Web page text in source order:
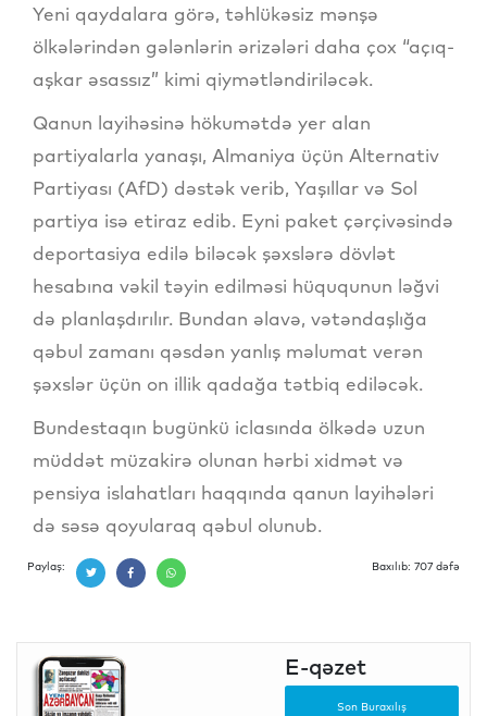
Yeni qaydalara görə, təhlükəsiz mənşə
ölkələrindən gələnlərin ərizələri daha çox “açıq-
aşkar əsassız” kimi qiymətləndiriləcək.
Qanun layihəsinə hökumətdə yer alan
partiyalarla yanaşı, Almaniya üçün Alternativ
Partiyası (AfD) dəstək verib, Yaşıllar və Sol
partiya isə etiraz edib. Eyni paket çərçivəsində
deportasiya edilə biləcək şəxslərə dövlət
hesabına vəkil təyin edilməsi hüququnun ləğvi
də planlaşdırılır. Bundan əlavə, vətəndaşlığa
qəbul zamanı qəsdən yanlış məlumat verən
şəxslər üçün on illik qadağa tətbiq ediləcək.
Bundestaqın bugünkü iclasında ölkədə uzun
müddət müzakirə olunan hərbi xidmət və
pensiya islahatları haqqında qanun layihələri
də səsə qoyularaq qəbul olunub.
Paylaş: Baxılıb: 707 dəfə
E-qəzet
Son Buraxılış